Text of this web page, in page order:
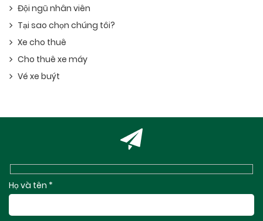
Đội ngũ nhân viên
Tại sao chọn chúng tôi?
Xe cho thuê
Cho thuê xe máy
Vé xe buýt
Họ và tên *